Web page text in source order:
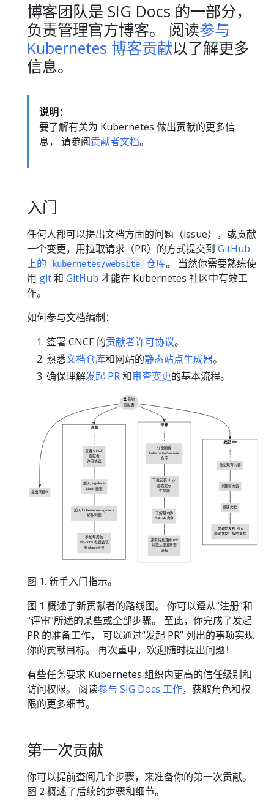
博客团队是 SIG Docs 的一部分，
负责管理官方博客。 阅读参与
Kubernetes 博客贡献以了解更多
信息。
说明：
要了解有关为 Kubernetes 做出贡献的更多信
息， 请参阅贡献者文档。
入门
任何人都可以提出文档方面的问题（issue），或贡献
一个变更，用拉取请求（PR）的方式提交到 GitHub
上的
kubernetes/website 仓库。 当然你需要熟练使
用 git和 GitHub 才能在 Kubernetes 社区中有效工
作。
如何参与文档编制：
签署 CNCF 的贡献者许可协议。
熟悉文档仓库和网站的静态站点生成器。
确保理解发起 PR和审查变更的基本流程。
注册
加入 sig-docs
Slack 频道
签署 CNCF
贡献者
许可协议
加入 kubernetes-sig-docs
邮件列表
参加每周的
sig-docs 电话会议
或 slack 会议
评审
下载安装 Hugo
静态站点
生成器
仔细查看
kubernetes/website
仓库
了解基本的
GitHub 命令
评审待处理的 PR
并遵从变更审查
流程
发起 PR
创建新内容
改进现有内容
翻译文档
管理并发布 K8s
周期性发行版的文档
新的
贡献者
提出问题!!!
图 1. 新手入门指示。
图 1 概述了新贡献者的路线图。 你可以遵从“注册”和
“评审”所述的某些或全部步骤。 至此，你完成了发起
PR 的准备工作， 可以通过“发起 PR” 列出的事项实现
你的贡献目标。 再次重申，欢迎随时提出问题！
有些任务要求 Kubernetes 组织内更高的信任级别和
访问权限。 阅读参与 SIG Docs 工作，获取角色和权
限的更多细节。
第一次贡献
你可以提前查阅几个步骤，来准备你的第一次贡献。
图 2 概述了后续的步骤和细节。